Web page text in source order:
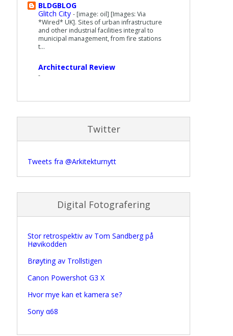
BLDGBLOG
Glitch City - [image: oil] [Images: Via
*Wired* UK]. Sites of urban infrastructure
and other industrial facilities integral to
municipal management, from fire stations
t...
Architectural Review
-
Twitter
Tweets fra @Arkitekturnytt
Digital Fotografering
Stor retrospektiv av Tom Sandberg på
Høvikodden
Brøyting av Trollstigen
Canon Powershot G3 X
Hvor mye kan et kamera se?
Sony α68